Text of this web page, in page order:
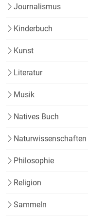
Journalismus
Kinderbuch
Kunst
Literatur
Musik
Natives Buch
Naturwissenschaften
Philosophie
Religion
Sammeln